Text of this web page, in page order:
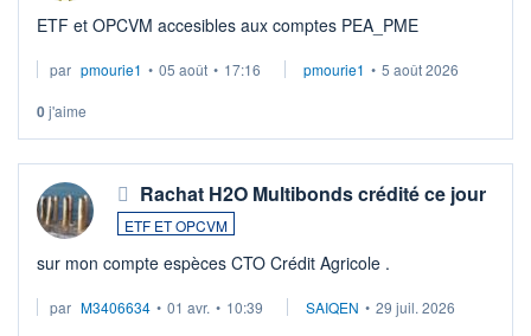
ETF et OPCVM accesibles aux comptes PEA_PME
par pmourie1 • 05 août • 17:16 pmourie1 • 5 août 2026
0j'aime
Rachat H2O Multibonds crédité ce jour
ETF ET OPCVM
sur mon compte espèces CTO Crédit Agricole .
par M3406634 • 01 avr. • 10:39 SAIQEN • 29 juil. 2026